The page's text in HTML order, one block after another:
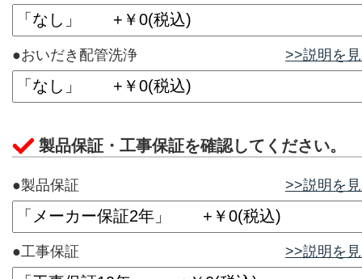
●おいだき配管洗浄 >>説明を
製品保証・工事保証を確認してください。
●製品保証 >>説明を
●工事保証 >>説明を